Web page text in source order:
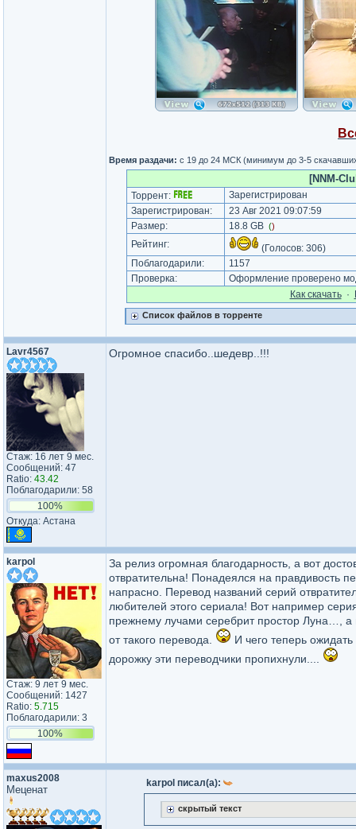
Время раздачи: с 19 до 24 МСК (минимум до 3-5
[NNM-
Торрент:
Зарегистрирован
Зарегистрирован:
23 Авг 2021 09:07:59
Размер:
18.8 GB ()
Рейтинг: (Голосов: 306)
Поблагодарили:
1157
Проверка:
Оформление проверено
Как cкачать·
Список файлов в торренте
Lavr4567
Стаж: 16 лет 9 мес.
Сообщений: 47
Ratio: 43.42
Поблагодарили: 58
100%
Откуда: Астана
Огромное спасибо..шедевр..!!!
karpol
Стаж: 9 лет 9 мес.
Сообщений: 1427
Ratio: 5.715
Поблагодарили: 3
100%
За релиз огромная благодарность, а вот
отвратительна! Понадеялся на правдивость
напрасно. Перевод названий серий
любителей этого сериала! Вот например
прежнему лучами серебрит простор Луна…, а
от такого перевода.
И чего теперь
дорожку эти переводчики пропихнули....
maxus2008
Меценат
karpol писал(а):
скрытый текст